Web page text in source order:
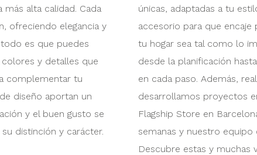
alta calidad. Cada
ofreciendo elegancia y
es que puedes
y detalles que
complementar tu
diseño aportan un
y el buen gusto se
distinción y carácter.
únicas, adaptadas a tu
accesorio para que
tu hogar sea tal como lo
desde la planificación
en cada paso. Además,
desarrollamos proyectos
Flagship Store en
semanas y nuestro equipo
Descubre estas y muchas